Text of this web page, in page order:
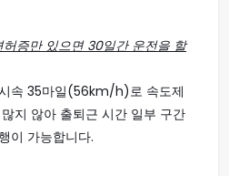
증만 있으면 30일간 운전을 할
속 35마일(56km/h)로 속도제
지 않아 출퇴근 시간 일부 구간
이 가능합니다.